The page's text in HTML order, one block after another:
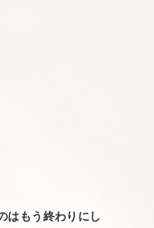
はもう終わりにし